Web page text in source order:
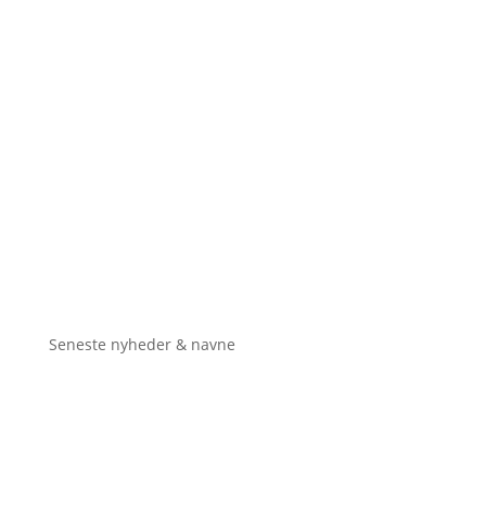
Seneste nyheder & navne